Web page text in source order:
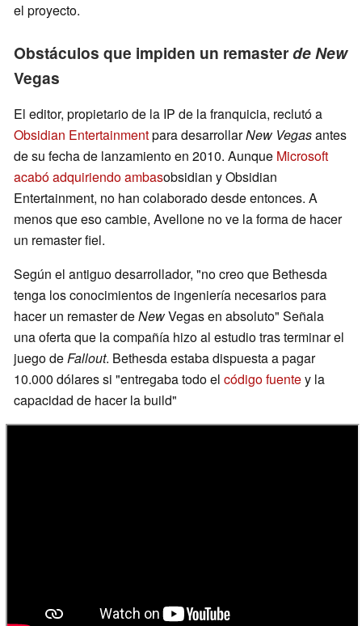
el proyecto.
Obstáculos que impiden un remasterde New
Vegas
El editor, propietario de la IP de la franquicia, reclutó a
Obsidian Entertainmentpara desarrollarNew Vegasantes
de su fecha de lanzamiento en 2010. Aunque Microsoft
acabó adquiriendo ambasobsidian y Obsidian
Entertainment, no han colaborado desde entonces. A
menos que eso cambie, Avellone no ve la forma de hacer
un remaster fiel.
Según el antiguo desarrollador, "no creo que Bethesda
tenga los conocimientos de ingeniería necesarios para
hacer un remaster deNewVegas en absoluto" Señala
una oferta que la compañía hizo al estudio tras terminar el
juego deFallout. Bethesda estaba dispuesta a pagar
10.000 dólares si "entregaba todo el código fuentey la
capacidad de hacer la build"